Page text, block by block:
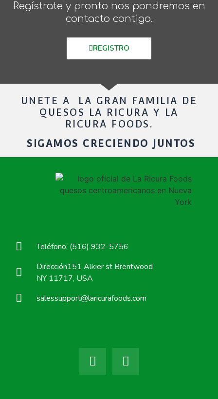
Regístrate y pronto nos pondremos en
contacto contigo.
REGISTRO
UNETE A LA GRAN FAMILIA DE
QUESOS LA RICURA Y LA
RICURA FOODS.
SIGAMOS CRECIENDO JUNTOS
Teléfono: (516) 932-5756
Dirección151 Alkier st Brentwood
NY 11717, USA
salessupport@laricurafoods.com